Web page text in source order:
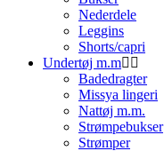
Nederdele
Leggins
Shorts/capri
Undertøj m.m
Badedragter
Missya lingeri
Nattøj m.m.
Strømpebukser
Strømper